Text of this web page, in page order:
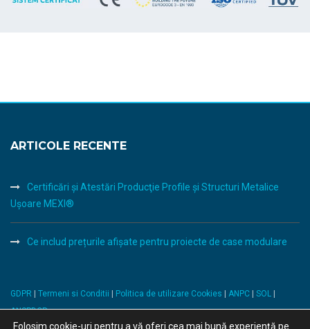
ARTICOLE RECENTE
Certificări şi Atestări Producţie Profile şi Structuri Metalice
Uşoare MEXI®
Ce includ prețurile afișate pentru proiecte de case modulare
GDPR | Termeni si Conditii | Politica de utilizare Cookies | ANPC | SOL |
ANSPDCP
Folosim cookie-uri pentru a vă oferi cea mai bună experiență pe